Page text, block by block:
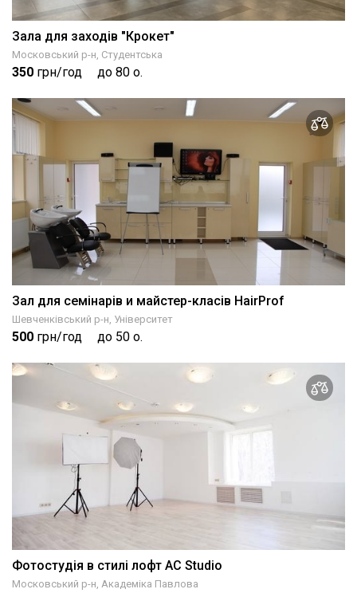
Зала для заходів "Крокет"
Московський р-н, Студентська
350 грн/год до 80 о.
Зал для семінарів и майстер-класів HairProf
Шевченківський р-н, Університет
500 грн/год до 50 о.
Фотостудія в стилі лофт AC Studio
Московський р-н, Академіка Павлова